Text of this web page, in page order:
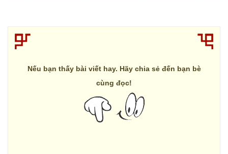
Nếu bạn thấy bài viết hay. Hãy chia sẻ đến bạn bè
cùng đọc!